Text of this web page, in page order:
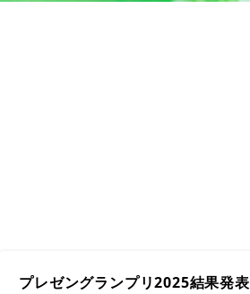
プレゼングランプリ2025結果発表